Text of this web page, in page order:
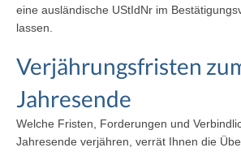
eine ausländische UStIdNr im
lassen.
Verjährungsfristen
Jahresende
Welche Fristen, Forderungen und
Jahresende verjähren, verrät Ihnen die